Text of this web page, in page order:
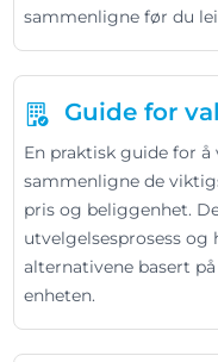
sammenligne før du
Guide for
En praktisk guide for
sammenligne de
pris og beliggenhet.
utvelgelsesprosess og
alternativene basert
enheten.